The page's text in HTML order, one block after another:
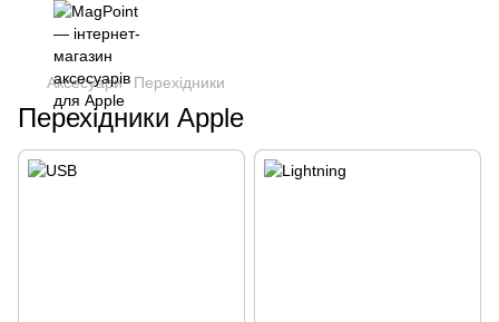
Аксесуари Перехідники
Перехідники Apple